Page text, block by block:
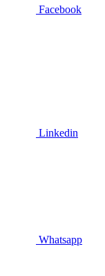
Facebook
Linkedin
Whatsapp